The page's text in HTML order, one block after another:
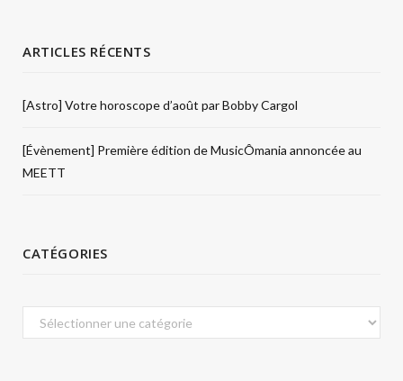
ARTICLES RÉCENTS
[Astro] Votre horoscope d’août par Bobby Cargol
[Évènement] Première édition de MusicÔmania annoncée au
MEETT
CATÉGORIES
Catégories